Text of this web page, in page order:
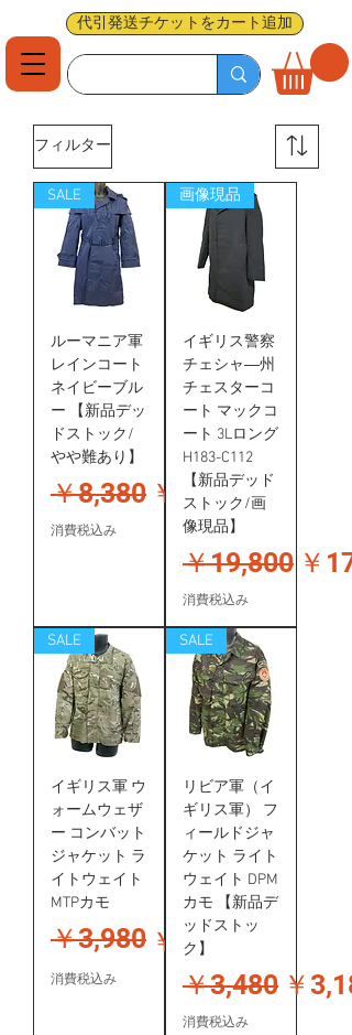
代引発送チケットをカート追加
フィルター
SALE
ルーマニア軍
レインコート
ネイビーブル
ー 【新品デッ
ドストック/
やや難あり】
通常価格
￥8,380 セール価格
￥6,280
消費税込み
画像現品
イギリス警察
チェシャ―州
チェスターコ
ート マックコ
ート 3Lロング
H183-C112
【新品デッド
ストック/画
像現品】
通常価格
￥19,800 セ
￥
消費税込み
SALE
イギリス軍 ウ
ォームウェザ
ー コンバット
ジャケット ラ
イトウェイト
MTPカモ
通常価格
￥3,980 ￥3,380 より
セール価格
消費税込み
SALE
リビア軍（イ
ギリス軍） フ
ィールドジャ
ケット ライト
ウェイト DPM
カモ 【新品デ
ッドストッ
ク】
通常価格
￥3,480 セー
￥
消費税込み